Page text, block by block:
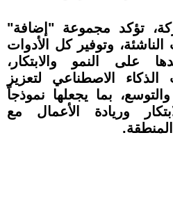
تؤكد مجموعة "إضافة"
الناشئة، وتوفير كل الأدوات
على النمو والابتكار،
الذكاء الاصطناعي لتعزيز
بما يجعلها نموذجاً
وريادة الأعمال مع
المنطقة.